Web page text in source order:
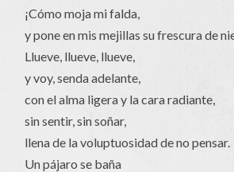
¡Cómo moja mi falda,
y pone en mis mejillas su frescura de
Llueve, llueve, llueve,
y voy, senda adelante,
con el alma ligera y la cara radiante,
sin sentir, sin soñar,
llena de la voluptuosidad de no pensar.
Un pájaro se baña